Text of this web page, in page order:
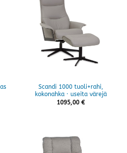
Scandi 1000 tuoli+rahi,
kokonahka · useita värejä
1095,00 €